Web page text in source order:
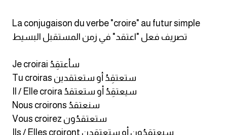
اغلق النافذة
La conjugaison du verbe "croire" au futur simple
تصريف فعل "اعتقد" في زمن المستقبل البسيط
Je croirai سأعتقِدُ
Tu croiras ستعتقِدُ أو ستعتقدين
Il / Elle croira سيعتقِدُ أو ستعتقدُ
Nous croirons سنعتقدُ
Vous croirez ستعتقدُون
Ils / Elles croiront سيعتقِدُون أو ستعتقدن